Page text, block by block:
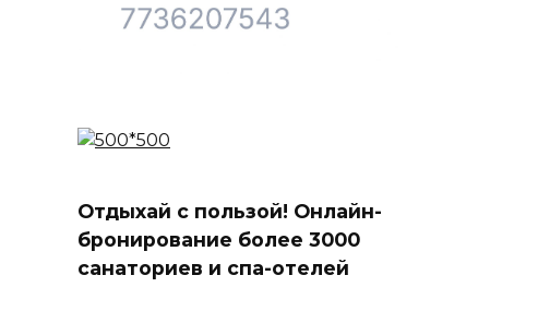
Отдыхай с пользой! Онлайн-
бронирование более 3000
санаториев и спа-отелей